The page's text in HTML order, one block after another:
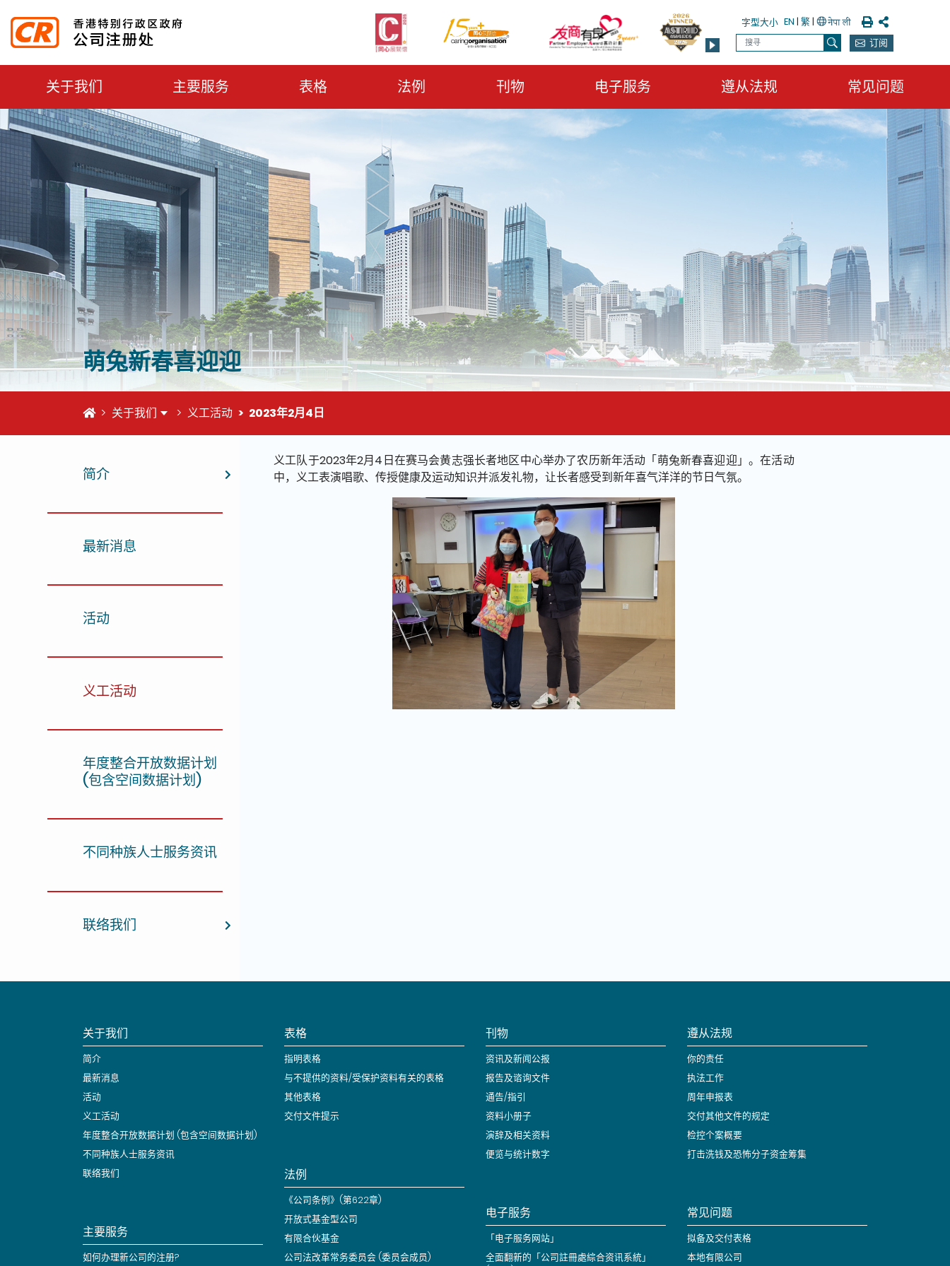
字型大小 EN | 繁| 列印 分享
搜寻
搜寻 订阅
关于我们 主要服务 表格 法例 刊物 电子服务 遵从法规 常见问题
萌兔新春喜迎迎
首页关于我们 义工活动 2023年2月4日
简介
最新消息
活动
义工活动
年度整合开放数据计划
(包含空间数据计划)
不同种族人士服务资讯
联络我们
这个页面的主要内容
义工队于2023年2月4日在赛马会黄志强长者地区中心举办了农历新年活动「萌兔新春喜迎迎」。在活动
中，义工表演唱歌、传授健康及运动知识并派发礼物，让长者感受到新年喜气洋洋的节日气氛。
关于我们
简介
最新消息
活动
义工活动
年度整合开放数据计划 (包含空间数据计划)
不同种族人士服务资讯
联络我们
主要服务
如何办理新公司的注册?
表格
指明表格
与不提供的资料/受保护资料有关的表格
其他表格
交付文件提示
法例
《公司条例》(第622章)
开放式基金型公司
有限合伙基金
公司法改革常务委员会 (委员会成员)
刊物
资讯及新闻公报
报告及谘询文件
通告/指引
资料小册子
演辞及相关资料
便览与统计数字
电子服务
「电子服务网站」
全面翻新的「公司註冊處綜合资讯系統」
遵从法规
你的责任
执法工作
周年申报表
交付其他文件的规定
检控个案概要
打击洗钱及恐怖分子资金筹集
常见问题
拟备及交付表格
本地有限公司